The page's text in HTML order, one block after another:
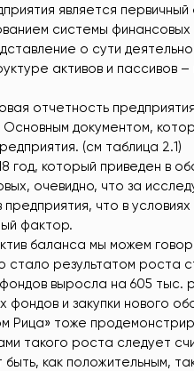
является
системы
о сути
активов и пассивов
отчетность
Основным документом,
(см таблица 2.1)
который приведен в
очевидно, что за
что в
фактор.
баланса мы можем
стало результатом роста
выросла на 605 тыс.
фондов и закупки нового
Рица» тоже
такого роста следует
как положительным,